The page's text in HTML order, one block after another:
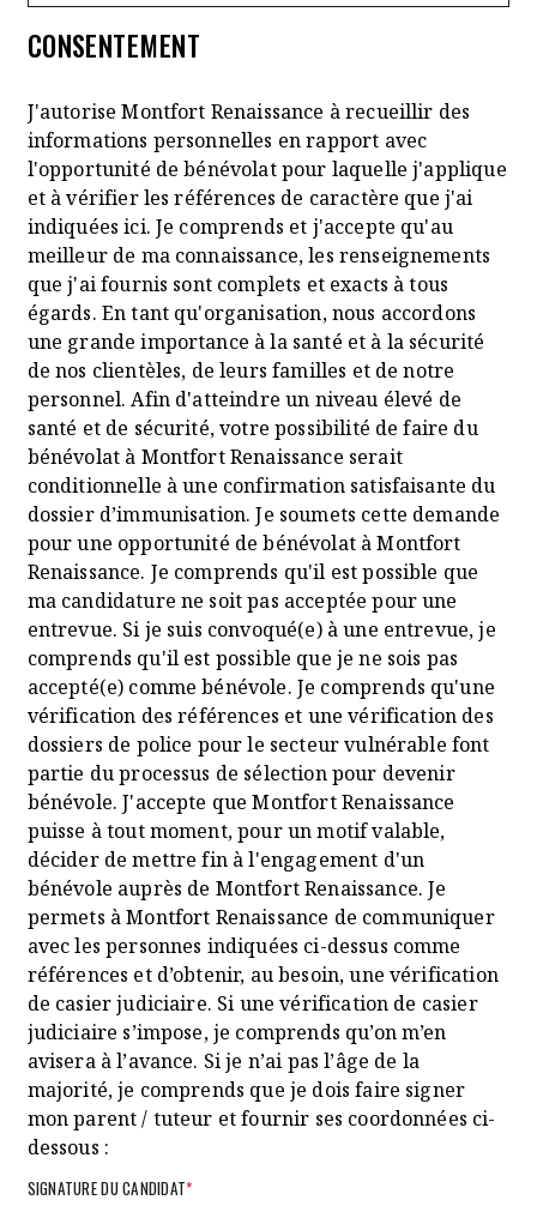
CONSENTEMENT
J'autorise Montfort Renaissance à recueillir des
informations personnelles en rapport avec
l'opportunité de bénévolat pour laquelle j'applique
et à vérifier les références de caractère que j'ai
indiquées ici. Je comprends et j'accepte qu'au
meilleur de ma connaissance, les renseignements
que j'ai fournis sont complets et exacts à tous
égards. En tant qu'organisation, nous accordons
une grande importance à la santé et à la sécurité
de nos clientèles, de leurs familles et de notre
personnel. Afin d'atteindre un niveau élevé de
santé et de sécurité, votre possibilité de faire du
bénévolat à Montfort Renaissance serait
conditionnelle à une confirmation satisfaisante du
dossier d’immunisation. Je soumets cette demande
pour une opportunité de bénévolat à Montfort
Renaissance. Je comprends qu'il est possible que
ma candidature ne soit pas acceptée pour une
entrevue. Si je suis convoqué(e) à une entrevue, je
comprends qu'il est possible que je ne sois pas
accepté(e) comme bénévole. Je comprends qu'une
vérification des références et une vérification des
dossiers de police pour le secteur vulnérable font
partie du processus de sélection pour devenir
bénévole. J'accepte que Montfort Renaissance
puisse à tout moment, pour un motif valable,
décider de mettre fin à l'engagement d'un
bénévole auprès de Montfort Renaissance. Je
permets à Montfort Renaissance de communiquer
avec les personnes indiquées ci-dessus comme
références et d’obtenir, au besoin, une vérification
de casier judiciaire. Si une vérification de casier
judiciaire s’impose, je comprends qu’on m’en
avisera à l’avance. Si je n’ai pas l’âge de la
majorité, je comprends que je dois faire signer
mon parent / tuteur et fournir ses coordonnées ci-
dessous :
SIGNATURE DU CANDIDAT*